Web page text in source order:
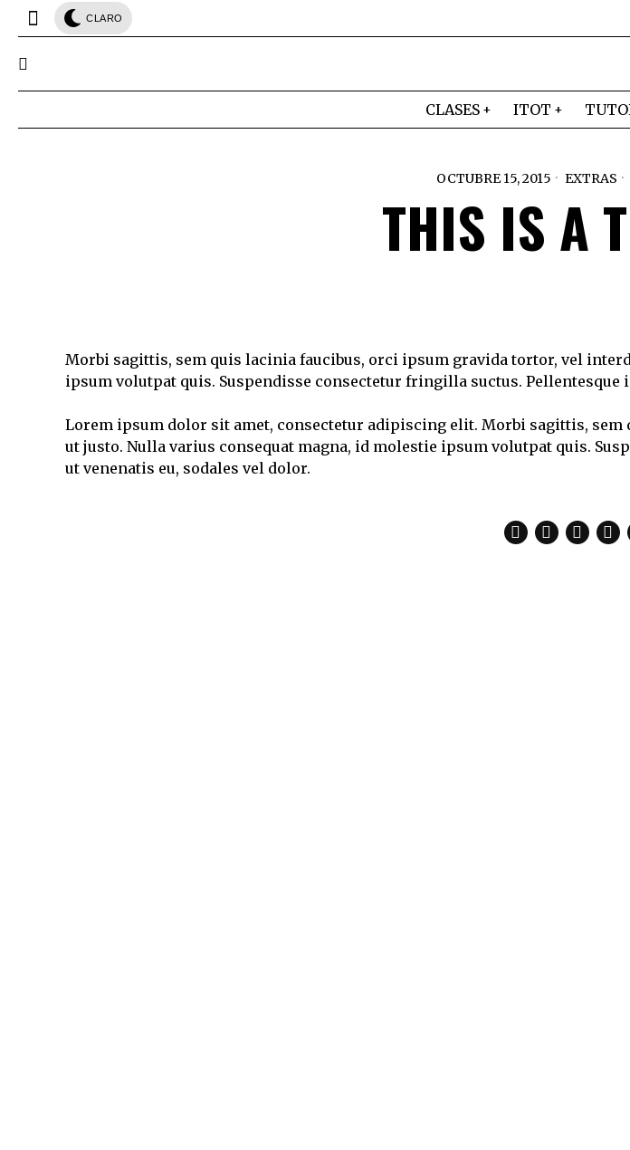
CLARO
CLASES ITOT
OCTUBRE 15, 2015 EXTRAS
THIS IS A
Morbi sagittis, sem quis lacinia faucibus, orci ipsum gravida tortor, vel
ipsum volutpat quis. Suspendisse consectetur fringilla suctus. Pellentesque
Lorem ipsum dolor sit amet, consectetur adipiscing elit. Morbi sagittis,
ut justo. Nulla varius consequat magna, id molestie ipsum volutpat quis.
ut venenatis eu, sodales vel dolor.